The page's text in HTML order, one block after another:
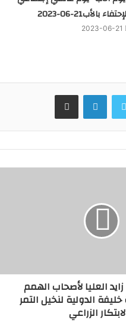
بالأب21-06-2023
2023-06-21
تويتر لينكدإن مشاركة عبر البريد
العليا لأصحاب الهمم
الدولية لنخيل التمر
الزراعي